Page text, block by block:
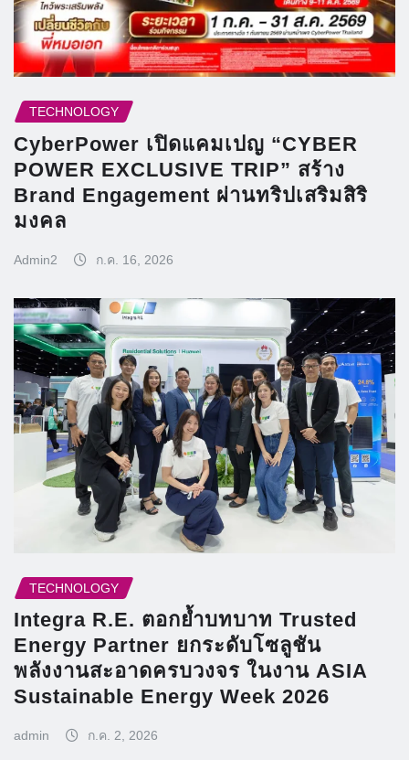
TECHNOLOGY
CyberPower เปิดแคมเปญ “CYBER
POWER EXCLUSIVE TRIP” สร้าง
Brand Engagement ผ่านทริปเสริมสิริ
มงคล
Admin2 ก.ค. 16, 2026
TECHNOLOGY
Integra R.E. ตอกย้ำบทบาท Trusted
Energy Partner ยกระดับโซลูชัน
พลังงานสะอาดครบวงจร ในงาน ASIA
Sustainable Energy Week 2026
admin ก.ค. 2, 2026